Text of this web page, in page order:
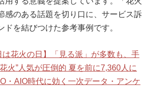
感のある話題を切り口に、サービス訴
ドを結びつけた参考事例です。
は花火の日】「見る派」が多数も、手
火”人気が圧倒的 夏を前に7,360人に
・AIO時代に効く一次データ・アンケ